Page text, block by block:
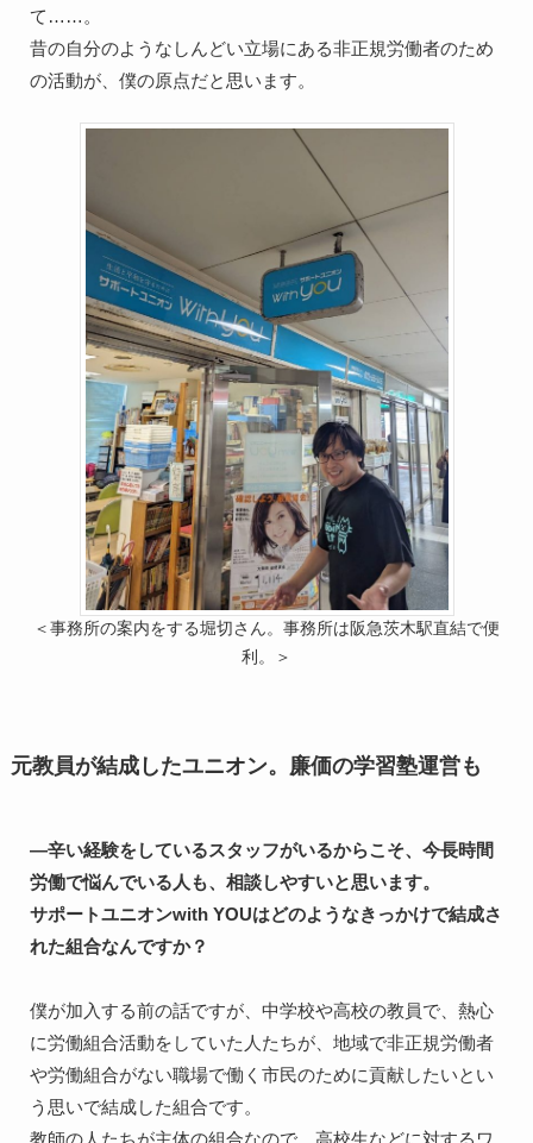
て……。
昔の自分のようなしんどい立場にある非正規労働者のため
＜事務所の案内をする堀切さん。事務所は阪急茨木駅直結で便
利。＞
元教員が結成したユニオン。廉価の学習塾運営も
―辛い経験をしているスタッフがいるからこそ、今長時間
労働で悩んでいる人も、相談しやすいと思います。
サポートユニオンwith YOUはどのようなきっかけで結成さ
れた組合なんですか？
僕が加入する前の話ですが、中学校や高校の教員で、熱心
に労働組合活動をしていた人たちが、地域で非正規労働者
や労働組合がない職場で働く市民のために貢献したいとい
う思いで結成した組合です。
教師の人たちが主体の組合なので、高校生などに対するワ